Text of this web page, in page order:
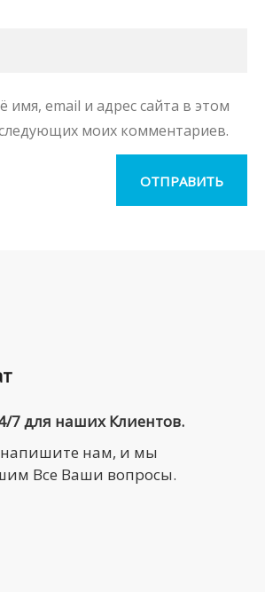
имя, email и адрес сайта в этом
моих комментариев.
7 для наших Клиентов.
нам, и мы
Все Ваши вопросы.